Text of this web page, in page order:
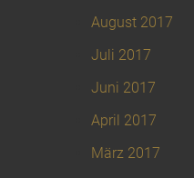
August 2017
Juli 2017
Juni 2017
April 2017
März 2017